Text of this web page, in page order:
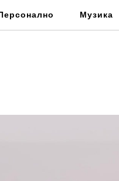
Музика